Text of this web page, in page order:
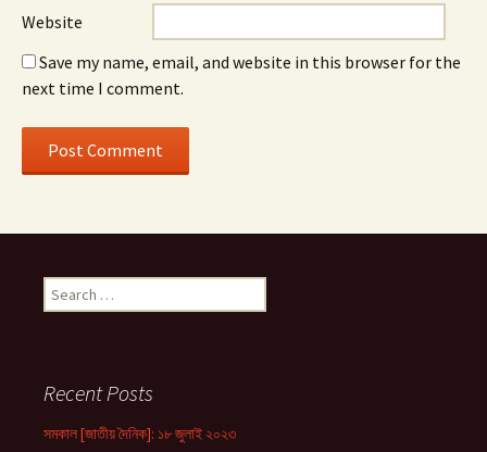
Website
Save my name, email, and website in this browser for the
next time I comment.
Search
for:
Recent Posts
সমকাল [জাতীয় দৈনিক]: ১৮ জুলাই ২০২৩